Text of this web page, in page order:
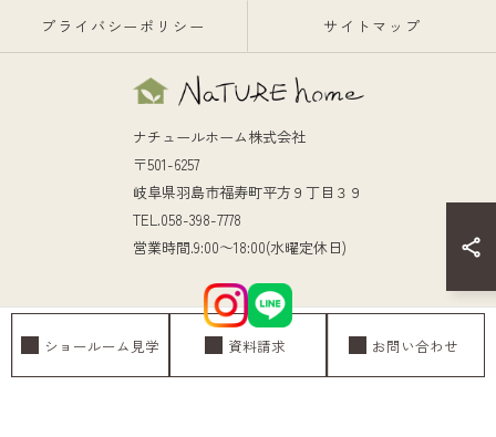
ショールーム見学 資料請求 お問い合わせ
プライバシーポリシー サイトマップ
ナチュールホーム株式会社
〒501-6257
岐阜県羽島市福寿町平方９丁目３９
TEL.058-398-7778
営業時間.9:00～18:00(水曜定休日)
© 2026 岐阜の注文住宅ならナチュールホーム株式会社 ALL RIGHTS RESERVED.